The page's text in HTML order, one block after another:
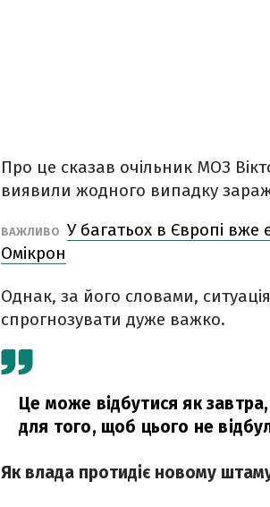
Про це сказав очільник МОЗ
виявили жодного випадку
ВАЖЛИВО У багатьох в Європі
Омікрон
Однак, за його словами,
спрогнозувати дуже важко.
Це може відбутися як
для того, щоб цього не
Як влада протидіє новому